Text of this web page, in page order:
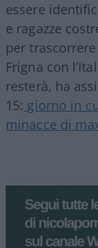
essere
e ragazze
per
Frigna con
resterà, ha
15: giorno in
minacce di